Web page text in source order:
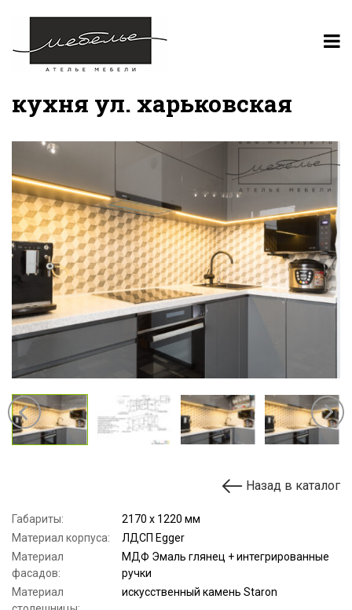
кухня ул. харьковская
Назад в каталог
Габариты:
2170 х 1220 мм
Материал корпуса:
ЛДСП Egger
Материал
фасадов:
МДФ Эмаль глянец + интегрированные
ручки
Материал
искусственный камень Staron